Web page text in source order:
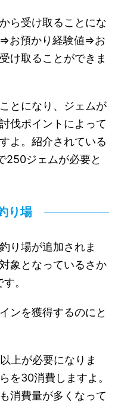
ら受け取ることにな
⇒お預かり経験値⇒お
け取ることができま
とになり、ジェムが
伐ポイントによって
よ。紹介されている
250ジェムが必要と
り場
り場が追加されま
象となっているさか
。
ンを獲得するのにと
上が必要になりま
を30消費しますよ。
消費量が多くなって